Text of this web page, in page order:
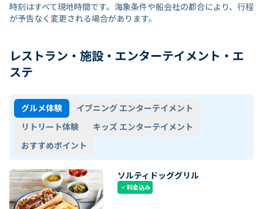
時刻はすべて現地時間です。海象条件や船会社の都合により、行程
が予告なく変更される場合があります。
レストラン・施設・エンターテイメント・エ
ステ
グルメ体験
イブニング エンターテイメント
リトリート体験
キッズ エンターテイメント
おすすめポイント
ソルティドッググリル
check料金込み